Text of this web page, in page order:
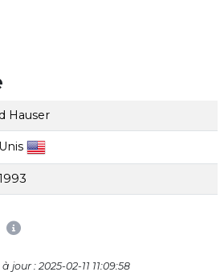
Hauser
jour : 2025-02-11 11:09:58